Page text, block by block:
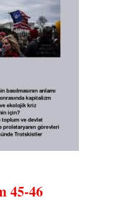
45-46